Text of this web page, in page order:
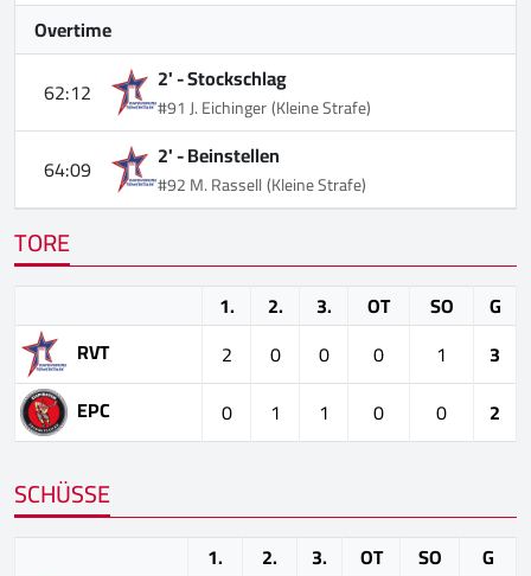
Overtime
62:12
2' -Stockschlag
#91 J. Eichinger(Kleine Strafe)
64:09 2' -Beinstellen
#92 M. Rassell(Kleine Strafe)
TORE
1. 2. 3. OT SO
G
RVT
2 0 0 0 1
3
EPC
0 1 1 0 0 2
SCHÜSSE
1. 2. 3. OT SO
G